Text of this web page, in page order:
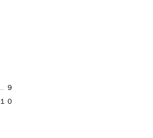
９
１０